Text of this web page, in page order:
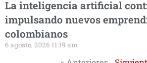
La inteligencia artificial
impulsando nuevos
colombianos
6 agosto, 2026 11:19 am